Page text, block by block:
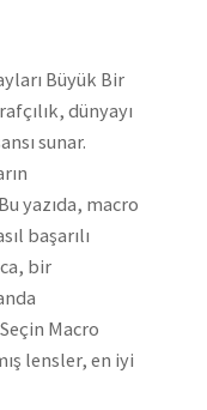
Büyük Bir
dünyayı
sunar.
yazıda, macro
başarılı
bir
Macro
lensler, en iyi